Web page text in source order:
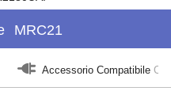
MRC21
Accessorio Compatibile Con